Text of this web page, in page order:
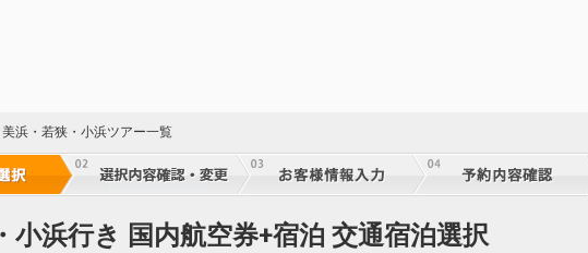
浜・若狭・小浜ツアー一覧
小浜行き 国内航空券+宿泊 交通宿泊選択
140便
青森
07:35
小松
14:05
クラスJを利用する 3 +22,600円